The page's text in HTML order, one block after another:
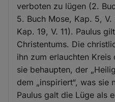
verboten zu lügen (2.
5. Buch Mose, Kap. 5,
Kap. 19, V. 11). Paulus
Christentums. Die
ihn zum erlauchten
sie behaupten, der
dem „inspiriert“, was sie
Paulus galt die Lüge als